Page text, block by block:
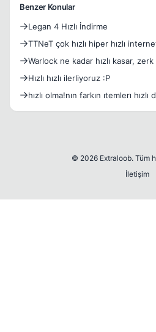
Benzer Konular
Legan 4 Hızlı İndirme
TTNeT çok hızlı hiper hızlı
Warlock ne kadar hızlı kasar,
Hızlı hızlı ilerliyoruz :P
hızlı olma!nın farkın ıtemlerı hızlı
© 2026 Extraloob. Tüm
İletişim